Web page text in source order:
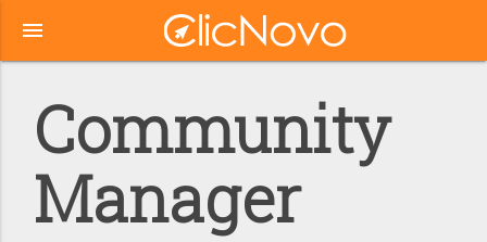
menu
Community
Manager